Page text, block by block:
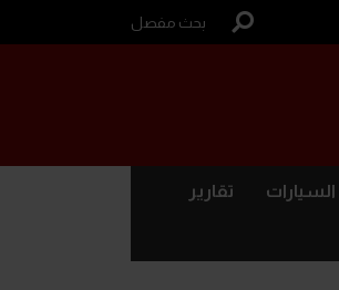
بحث مفصل
تقارير